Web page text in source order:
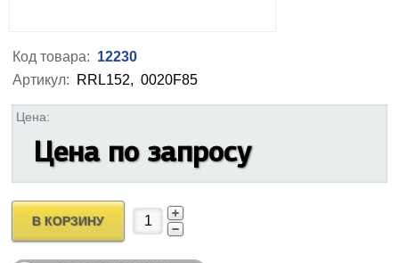
Код товара: 12230
Артикул:
RRL152, 0020F85
Цена:
Цена по запросу
В КОРЗИНУ